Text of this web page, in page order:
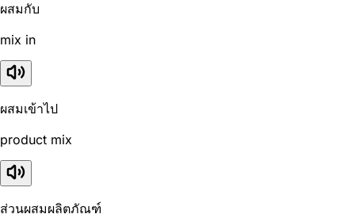
ผสมกับ
mix in
ผสมเข้าไป
product mix
ส่วนผสมผลิตภัณฑ์